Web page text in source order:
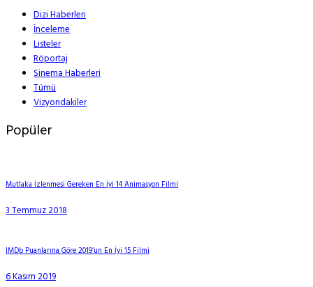
Dizi Haberleri
İnceleme
Listeler
Röportaj
Sinema Haberleri
Tümü
Vizyondakiler
Popüler
Mutlaka İzlenmesi Gereken En İyi 14 Animasyon Filmi
3 Temmuz 2018
IMDb Puanlarına Göre 2019’un En İyi 15 Filmi
6 Kasım 2019